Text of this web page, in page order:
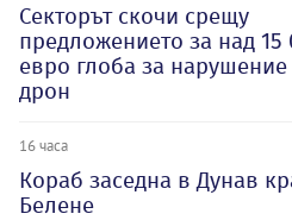
Секторът скочи срещу
предложението за над 15
евро глоба за нарушение
дрон
16 часа
Кораб заседна в Дунав
Белене